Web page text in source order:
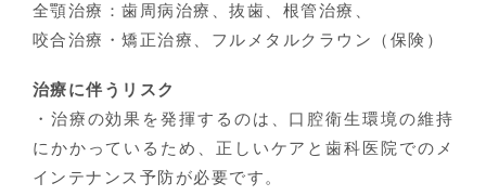
全顎治療：歯周病治療、抜歯、根管治療、
咬合治療・矯正治療、フルメタルクラウン（保険）
治療に伴うリスク
・治療の効果を発揮するのは、口腔衛生環境の維持
にかかっているため、正しいケアと歯科医院でのメ
インテナンス予防が必要です。